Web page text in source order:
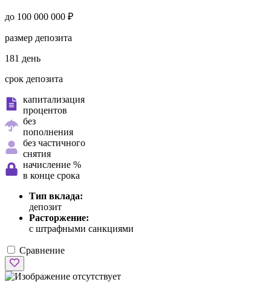
до 100 000 000 ₽
размер депозита
181 день
срок депозита
капитализация
процентов
без
пополнения
без частичного
снятия
начисление %
в конце срока
Тип вклада:
депозит
Расторжение:
с штрафными санкциями
Сравнение